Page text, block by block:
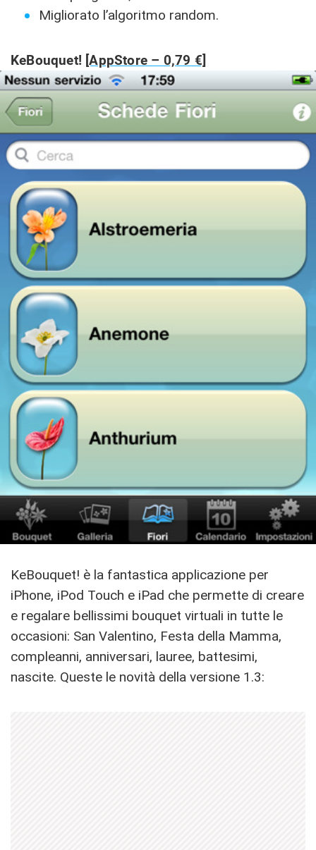
Migliorato l’algoritmo random.
KeBouquet! [AppStore – 0,79 €]
KeBouquet! è la fantastica applicazione per
iPhone, iPod Touch e iPad che permette di creare
e regalare bellissimi bouquet virtuali in tutte le
occasioni: San Valentino, Festa della Mamma,
compleanni, anniversari, lauree, battesimi,
nascite. Queste le novità della versione 1.3: